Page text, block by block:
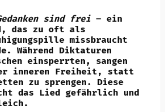
sind frei – ein
das zu oft als
missbraucht
Während Diktaturen
einsperrten, sangen
inneren Freiheit, statt
zu sprengen. Diese
das Lied gefährlich und